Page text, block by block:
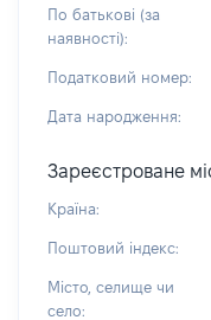
По батькові (за
наявності):
Податковий номер:
Дата народження:
Зареєстроване
Країна:
Поштовий індекс:
Місто, селище чи
село: